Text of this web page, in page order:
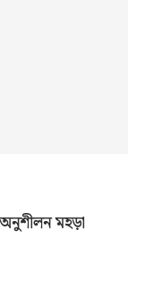
অনুশীলন মহড়া